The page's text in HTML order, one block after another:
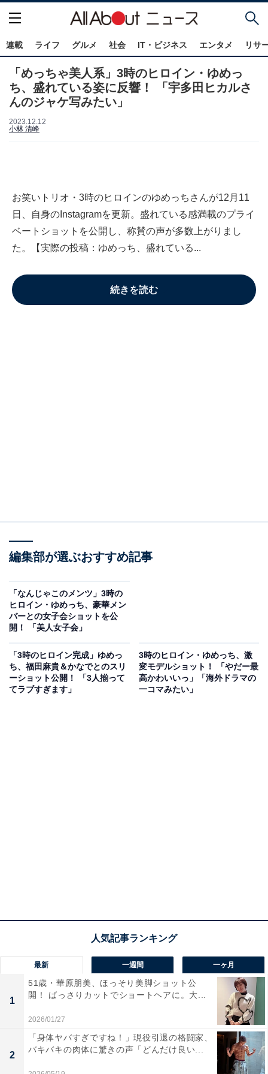
連載 ライフ グルメ 社会 IT・ビジネス エンタメ リサ
「めっちゃ美人系」3時のヒロイン・ゆめっ
ち、盛れている姿に反響！ 「宇多田ヒカルさ
んのジャケ写みたい」
2023.12.12
小林 清峰
お笑いトリオ・3時のヒロインのゆめっちさんが12月11
日、自身のInstagramを更新。盛れている感満載のプライ
ベートショットを公開し、称賛の声が多数上がりまし
た。【実際の投稿：ゆめっち、盛れている...
続きを読む
編集部が選ぶおすすめ記事
「なんじゃこのメンツ」3時の
ヒロイン・ゆめっち、豪華メン
バーとの女子会ショットを公
開！ 「美人女子会」
「3時のヒロイン完成」ゆめっ
ち、福田麻貴＆かなでとのスリ
ーショット公開！ 「3人揃って
てラブすぎます」
3時のヒロイン・ゆめっち、激
変モデルショット！ 「やだー最
高かわいいっ」「海外ドラマの
一コマみたい」
最新 一週間 一ヶ月
1
51歳・華原朋美、ほっそり美脚ショット公
開！ ばっさりカットでショートヘアに。大...
2026/01/27
2
「身体ヤバすぎですね！」現役引退の格闘家、
バキバキの肉体に驚きの声「どんだけ良い...